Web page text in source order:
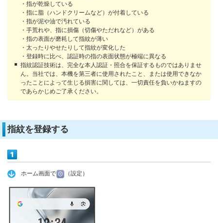
・指が乾燥している
・指に脂（ハンドクリームなど）が付着している
・指が泥や油で汚れている
・手荒れや、指に損傷（切傷やただれなど）がある
・指の表面が磨耗して指紋が薄い
・太ったりやせたりして指紋が変化した
・登録時に比べ、認証時の指の表面状態が極端に異なる
指紋認証技術は、完全な本人認証・照合を保証するものではありませ
ん。当社では、本機を第三者に使用されたこと、または使用できなか
ったことによって生じる損害に関しては、一切責任を負いかねますの
であらかじめご了承ください。
指紋を登録する
ホーム画面で （設定）